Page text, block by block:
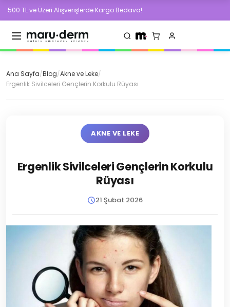
Alışverişlerde Kargo Bedava!
Ana Sayfa/Blog/Akne ve Leke/
Ergenlik Sivilceleri Gençlerin Korkulu Rüyası
AKNE VE LEKE
Ergenlik Sivilceleri Gençlerin Korkulu
Rüyası
21 Şubat 2026